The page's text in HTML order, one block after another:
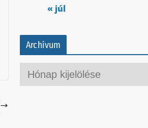
« júl
Archívum
r